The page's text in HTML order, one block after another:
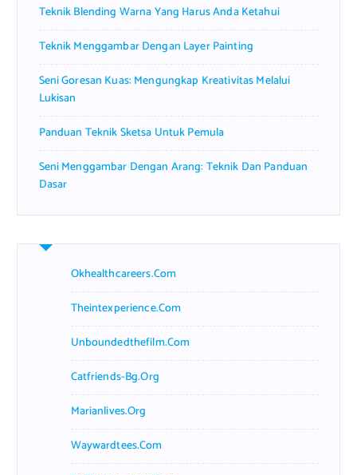
:Teknik Blending Warna Yang Harus Anda Ketahui
Teknik Menggambar Dengan Layer Painting
Seni Goresan Kuas: Mengungkap Kreativitas Melalui
Lukisan
Panduan Teknik Sketsa Untuk Pemula
Seni Menggambar Dengan Arang: Teknik Dan Panduan
Dasar
Okhealthcareers.com
Theintexperience.com
Unboundedthefilm.com
Catfriends-Bg.org
Marianlives.org
Waywardtees.com